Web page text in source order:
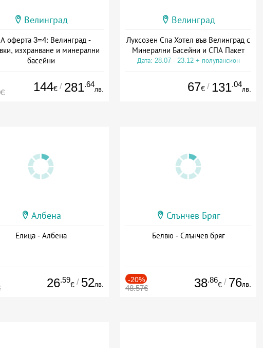
Велинград
оферта 3=4: Велинград -
изхранване и минерални
басейни
144€ / 281.64
лв.
Велинград
Луксозен Спа Хотел във Велинград с
Минерални Басейни и СПА Пакет
Дата: 28.07 - 23.12 + полупансион
67€ / 131.04
лв.
Албена
Елица - Албена
26.59
€ / 52лв.
Слънчев Бряг
Белвю - Слънчев бряг
-20%
48.57€ 38.86
€ / 76лв.